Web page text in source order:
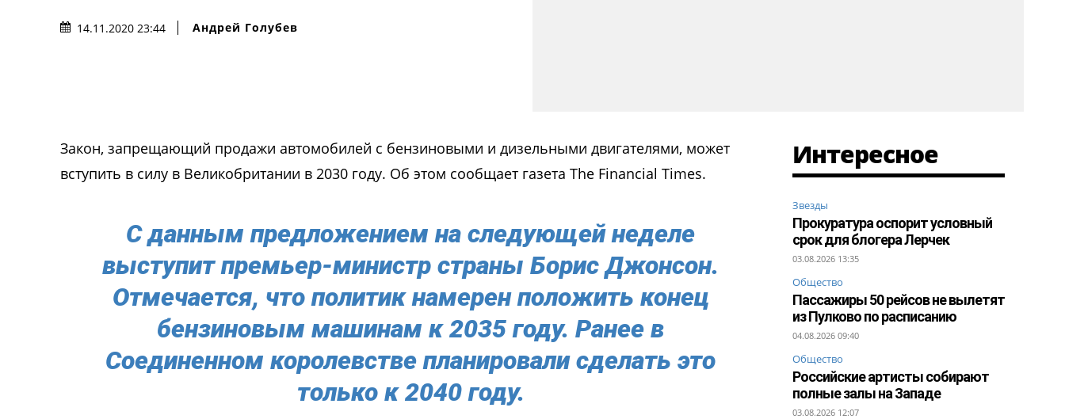
14.11.2020 23:44 Андрей Голубев
Закон, запрещающий продажи автомобилей с бензиновыми и дизельными двигателями, может
вступить в силу в Великобритании в 2030 году. Об этом сообщает газета The Financial Times.
С данным предложением на следующей неделе
выступит премьер-министр страны Борис Джонсон.
Отмечается, что политик намерен положить конец
бензиновым машинам к 2035 году. Ранее в
Соединенном королевстве планировали сделать это
только к 2040 году.
Интересное
Звезды
Прокуратура оспорит условный
срок для блогера Лерчек
03.08.2026 13:35
Общество
Пассажиры 50 рейсов не вылетят
из Пулково по расписанию
04.08.2026 09:40
Общество
Российские артисты собирают
полные залы на Западе
03.08.2026 12:07